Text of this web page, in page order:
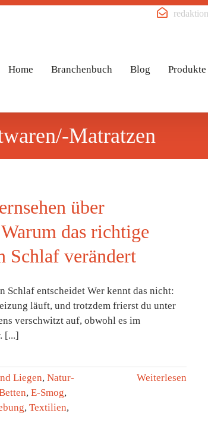
Home Branchenbuch Blog Produkte
Matratzen
über
das richtige
Schlaf verändert
Schlaf entscheidet Wer kennt das nicht:
läuft, und trotzdem frierst du unter
verschwitzt auf, obwohl es im
[...]
Liegen, Natur-
, E-Smog,
, Textilien,
Weiterlesen